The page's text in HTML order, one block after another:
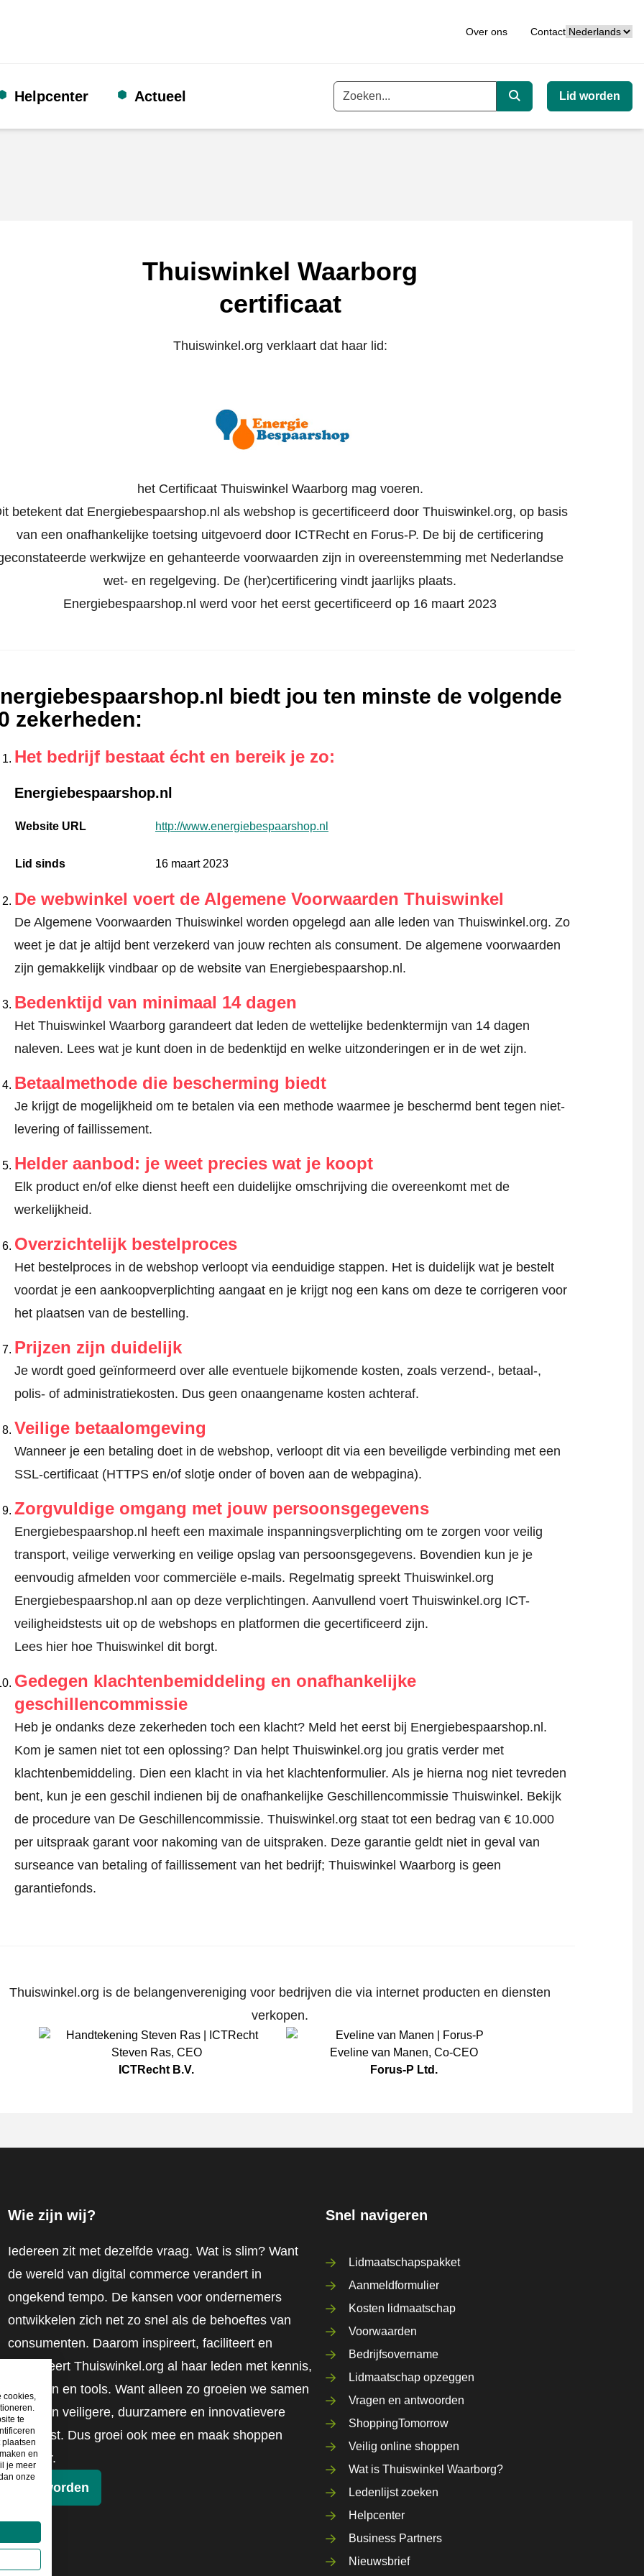
Over ons ContactTaal
Helpcenter Actueel Trefwoord
Zoeken
Lid worden
Thuiswinkel Waarborg
certificaat
Thuiswinkel.org verklaart dat haar lid:
het Certificaat Thuiswinkel Waarborg mag voeren.
betekent dat Energiebespaarshop.nl als webshop is gecertificeerd door Thuiswinkel.org, op basis
van een onafhankelijke toetsing uitgevoerd door ICTRecht en Forus-P. De bij de certificering
werkwijze en gehanteerde voorwaarden zijn in overeenstemming met Nederlandse
wet- en regelgeving. De (her)certificering vindt jaarlijks plaats.
Energiebespaarshop.nl werd voor het eerst gecertificeerd op 16 maart 2023
biedt jou ten minste de volgende
zekerheden:
Het bedrijf bestaat écht en bereik je zo:
Energiebespaarshop.nl
Website URL http://www.energiebespaarshop.nl
Lid sinds 16 maart 2023
De webwinkel voert de Algemene Voorwaarden Thuiswinkel
De Algemene Voorwaarden Thuiswinkel worden opgelegd aan alle leden van Thuiswinkel.org. Zo
weet je dat je altijd bent verzekerd van jouw rechten als consument. De algemene voorwaarden
zijn gemakkelijk vindbaar op de website van Energiebespaarshop.nl.
Bedenktijd van minimaal 14 dagen
Het Thuiswinkel Waarborg garandeert dat leden de wettelijke bedenktermijn van 14 dagen
naleven. Lees wat je kunt doen in de bedenktijd en welke uitzonderingen er in de wet zijn.
Betaalmethode die bescherming biedt
Je krijgt de mogelijkheid om te betalen via een methode waarmee je beschermd bent tegen niet-
levering of faillissement.
Helder aanbod: je weet precies wat je koopt
Elk product en/of elke dienst heeft een duidelijke omschrijving die overeenkomt met de
werkelijkheid.
Overzichtelijk bestelproces
Het bestelproces in de webshop verloopt via eenduidige stappen. Het is duidelijk wat je bestelt
voordat je een aankoopverplichting aangaat en je krijgt nog een kans om deze te corrigeren voor
het plaatsen van de bestelling.
Prijzen zijn duidelijk
Je wordt goed geïnformeerd over alle eventuele bijkomende kosten, zoals verzend-, betaal-,
polis- of administratiekosten. Dus geen onaangename kosten achteraf.
Veilige betaalomgeving
Wanneer je een betaling doet in de webshop, verloopt dit via een beveiligde verbinding met een
SSL-certificaat (HTTPS en/of slotje onder of boven aan de webpagina).
Zorgvuldige omgang met jouw persoonsgegevens
Energiebespaarshop.nl heeft een maximale inspanningsverplichting om te zorgen voor veilig
transport, veilige verwerking en veilige opslag van persoonsgegevens. Bovendien kun je je
eenvoudig afmelden voor commerciële e-mails. Regelmatig spreekt Thuiswinkel.org
Energiebespaarshop.nl aan op deze verplichtingen. Aanvullend voert Thuiswinkel.org ICT-
veiligheidstests uit op de webshops en platformen die gecertificeerd zijn.
Lees hier hoe Thuiswinkel dit borgt.
Gedegen klachtenbemiddeling en onafhankelijke
geschillencommissie
Heb je ondanks deze zekerheden toch een klacht? Meld het eerst bij Energiebespaarshop.nl.
Kom je samen niet tot een oplossing? Dan helpt Thuiswinkel.org jou gratis verder met
klachtenbemiddeling. Dien een klacht in via het klachtenformulier. Als je hierna nog niet tevreden
bent, kun je een geschil indienen bij de onafhankelijke Geschillencommissie Thuiswinkel. Bekijk
de procedure van De Geschillencommissie. Thuiswinkel.org staat tot een bedrag van € 10.000
per uitspraak garant voor nakoming van de uitspraken. Deze garantie geldt niet in geval van
surseance van betaling of faillissement van het bedrijf; Thuiswinkel Waarborg is geen
garantiefonds.
Thuiswinkel.org is de belangenvereniging voor bedrijven die via internet producten en diensten
verkopen.
Steven Ras, CEO
ICTRecht B.V.
Eveline van Manen, Co-CEO
Forus-P Ltd.
Wie zijn wij?
Iedereen zit met dezelfde vraag. Wat is slim? Want
de wereld van digital commerce verandert in
ongekend tempo. De kansen voor ondernemers
ontwikkelen zich net zo snel als de behoeftes van
consumenten. Daarom inspireert, faciliteert en
mobiliseert Thuiswinkel.org al haar leden met kennis,
inzichten en tools. Want alleen zo groeien we samen
naar een veiligere, duurzamere en innovatievere
toekomst. Dus groei ook mee en maak shoppen
slimmer.
Lid worden
Snel navigeren
Lidmaatschapspakket
Aanmeldformulier
Kosten lidmaatschap
Voorwaarden
Bedrijfsovername
Lidmaatschap opzeggen
Vragen en antwoorden
ShoppingTomorrow
Veilig online shoppen
Wat is Thuiswinkel Waarborg?
Ledenlijst zoeken
Helpcenter
Business Partners
Nieuwsbrief
cookies,
te
plaatsen
en
je meer
onze